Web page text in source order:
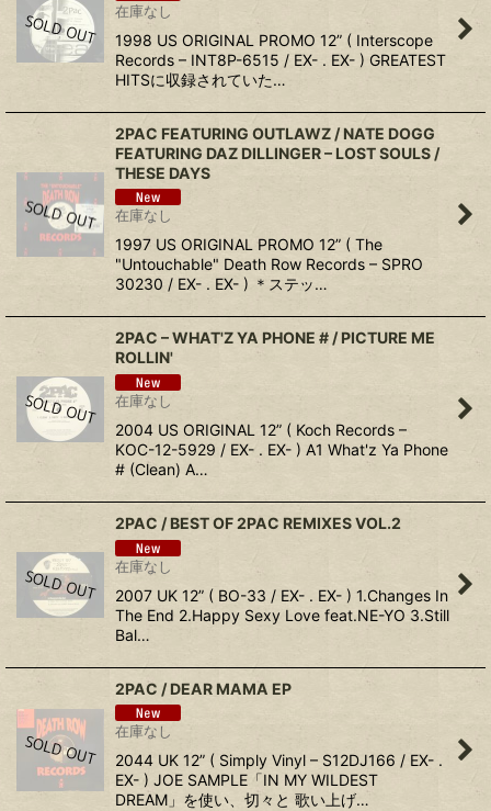
在庫なし
1998 US ORIGINAL PROMO 12” ( Interscope
Records ‎– INT8P-6515 / EX- . EX- ) GREATEST
HITSに収録されていた…
2PAC FEATURING OUTLAWZ / NATE DOGG
FEATURING DAZ DILLINGER ‎– LOST SOULS /
THESE DAYS
在庫なし
1997 US ORIGINAL PROMO 12” ( The
"Untouchable" Death Row Records ‎– SPRO
30230 / EX- . EX- ) ＊ステッ…
2PAC ‎– WHAT'Z YA PHONE # / PICTURE ME
ROLLIN'
在庫なし
2004 US ORIGINAL 12” ( Koch Records ‎–
KOC-12-5929 / EX- . EX- ) A1 What'z Ya Phone
# (Clean) A…
2PAC / BEST OF 2PAC REMIXES VOL.2
在庫なし
2007 UK 12” ( BO-33 / EX- . EX- ) 1.Changes In
The End 2.Happy Sexy Love feat.NE-YO 3.Still
Bal…
2PAC ‎/ DEAR MAMA EP
在庫なし
2044 UK 12” ( Simply Vinyl ‎– S12DJ166 / EX- .
EX- ) JOE SAMPLE「IN MY WILDEST
DREAM」を使い、切々と 歌い上げ…